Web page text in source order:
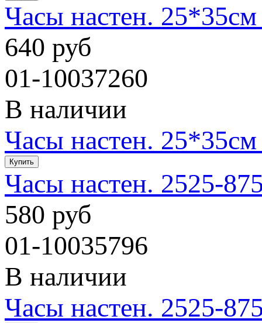
Часы настен.
640 руб
01-10037260
В наличии
Часы настен.
Часы настен. 2525-
580 руб
01-10035796
В наличии
Часы настен. 2525-